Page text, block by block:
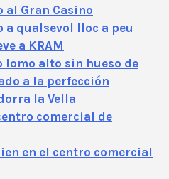
al Gran Casino
a qualsevol lloc a peu
a KRAM
lomo alto sin hueso de
a la perfección
la Vella
comercial de
en el centro comercial